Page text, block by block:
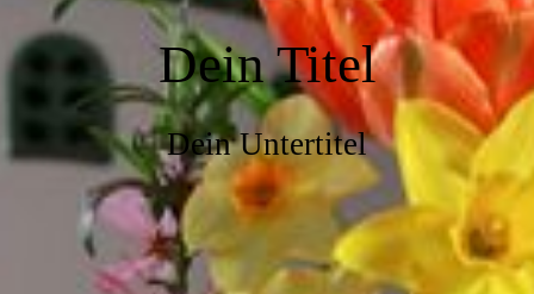
Dein Titel
Dein Untertitel